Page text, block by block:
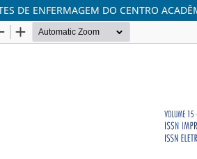
DE ENFERMAGEM DO CENTRO